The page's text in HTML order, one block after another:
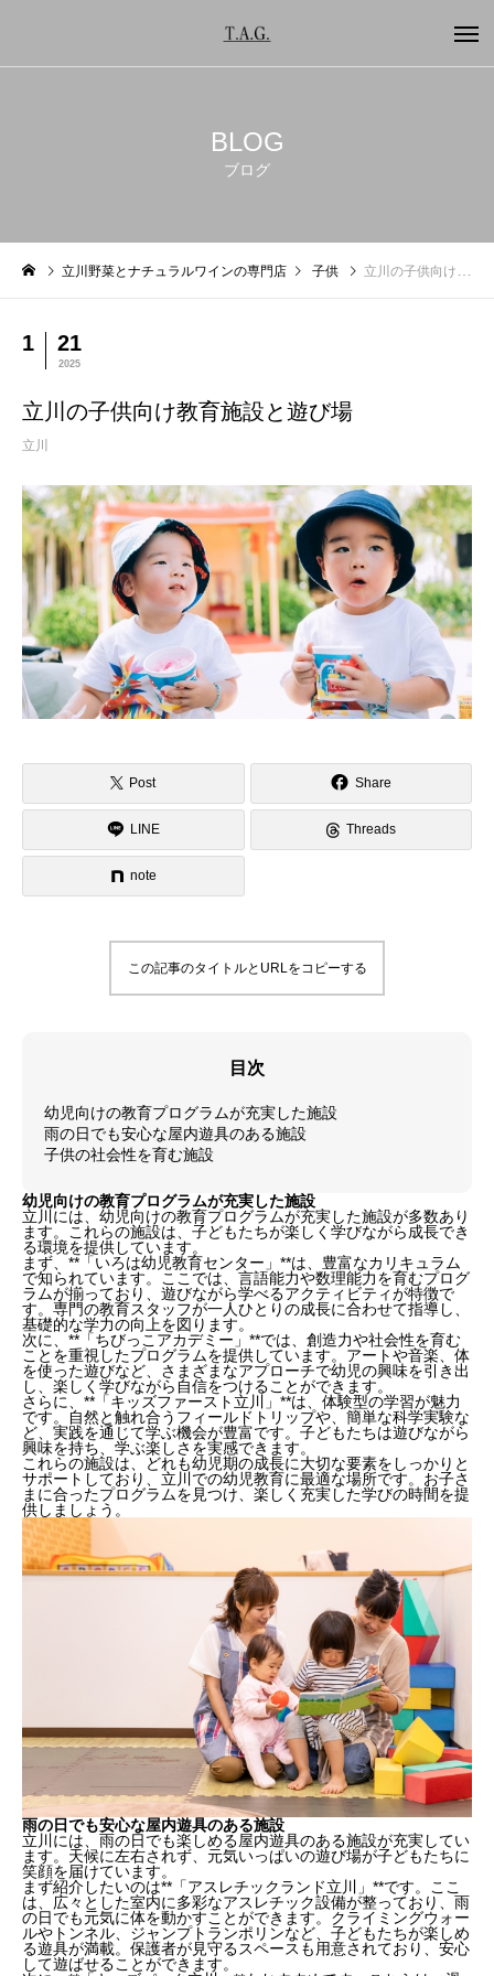
BLOG
ブログ
立川野菜とナチュラルワインの専門店 子供 立川の子供向け教育施設と遊び場
1 21
2025
立川の子供向け教育施設と遊び場
立川
Post Share
LINE Threads
note
この記事のタイトルとURLをコピーする
目次
幼児向けの教育プログラムが充実した施設
雨の日でも安心な屋内遊具のある施設
子供の社会性を育む施設
幼児向けの教育プログラムが充実した施設
立川には、幼児向けの教育プログラムが充実した施設が多数あり
ます。これらの施設は、子どもたちが楽しく学びながら成長でき
る環境を提供しています。
まず、**「いろは幼児教育センター」**は、豊富なカリキュラム
で知られています。ここでは、言語能力や数理能力を育むプログ
ラムが揃っており、遊びながら学べるアクティビティが特徴で
す。専門の教育スタッフが一人ひとりの成長に合わせて指導し、
基礎的な学力の向上を図ります。
次に、**「ちびっこアカデミー」**では、創造力や社会性を育む
ことを重視したプログラムを提供しています。アートや音楽、体
を使った遊びなど、さまざまなアプローチで幼児の興味を引き出
し、楽しく学びながら自信をつけることができます。
さらに、**「キッズファースト立川」**は、体験型の学習が魅力
です。自然と触れ合うフィールドトリップや、簡単な科学実験な
ど、実践を通じて学ぶ機会が豊富です。子どもたちは遊びながら
興味を持ち、学ぶ楽しさを実感できます。
これらの施設は、どれも幼児期の成長に大切な要素をしっかりと
サポートしており、立川での幼児教育に最適な場所です。お子さ
まに合ったプログラムを見つけ、楽しく充実した学びの時間を提
供しましょう。
雨の日でも安心な屋内遊具のある施設
立川には、雨の日でも楽しめる屋内遊具のある施設が充実してい
ます。天候に左右されず、元気いっぱいの遊び場が子どもたちに
笑顔を届けています。
まず紹介したいのは**「アスレチックランド立川」**です。ここ
は、広々とした室内に多彩なアスレチック設備が整っており、雨
の日でも元気に体を動かすことができます。クライミングウォー
ルやトンネル、ジャンプトランポリンなど、子どもたちが楽しめ
る遊具が満載。保護者が見守るスペースも用意されており、安心
して遊ばせることができます。